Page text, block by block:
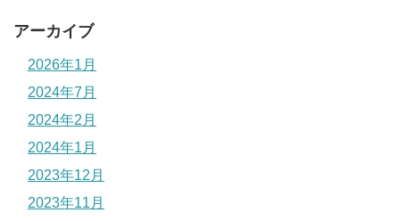
アーカイブ
2026年1月
2024年7月
2024年2月
2024年1月
2023年12月
2023年11月